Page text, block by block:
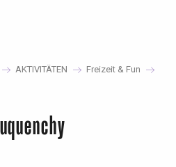
AKTIVITÄTEN
Freizeit & Fun